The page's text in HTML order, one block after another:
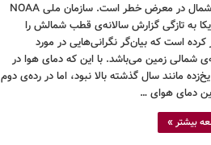
قطب شمال در معرض خطر است. سازمان ملی NOAA
به تازگی گزارش سالانه‌ی قطب شمالش را
است که بیان‌گر نگرانی‌هایی در مورد
شمالی زمین می‌باشد. با این که دمای هوا در
مانند سال گذشته بالا نبود، اما در رده‌ی دوم
دمای هوای …
بیشتر »